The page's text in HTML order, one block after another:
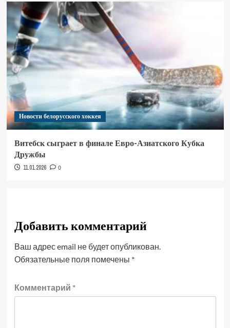
Новости белорусского хоккея
Витебск сыграет в финале Евро-Азиатского Кубка
Дружбы
11.01.2026 0
Добавить комментарий
Ваш адрес email не будет опубликован.
Обязательные поля помечены *
Комментарий *